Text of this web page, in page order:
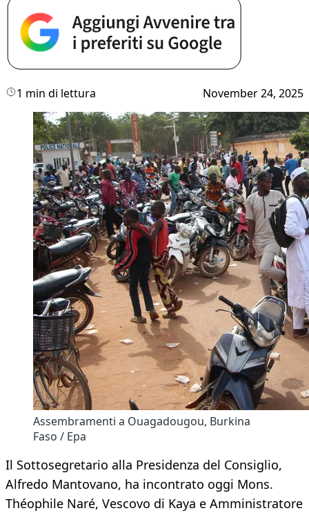
1 min di lettura November 24, 2025
Assembramenti a Ouagadougou, Burkina
Faso / Epa
Il Sottosegretario alla Presidenza del Consiglio,
Alfredo Mantovano, ha incontrato oggi Mons.
Théophile Naré, Vescovo di Kaya e Amministratore